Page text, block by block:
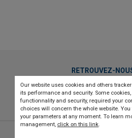
Our website uses cookies and others
its performance and security. Some
functionnality and security, required your
choices will concern the whole website.
your parameters at any moment. To learn
management, click on this link.
RETROUVEZ-
twitter